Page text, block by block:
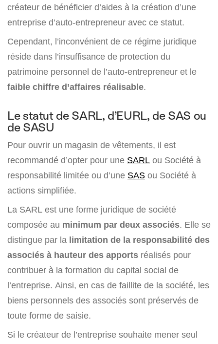
créateur de bénéficier d’aides à la création d’une
entreprise d’auto-entrepreneur avec ce statut.
Cependant, l’inconvénient de ce régime juridique
réside dans l’insuffisance de protection du
patrimoine personnel de l’auto-entrepreneur et le
faible chiffre d’affaires réalisable.
Le statut de SARL, d’EURL, de SAS ou
de SASU
Pour ouvrir un magasin de vêtements, il est
recommandé d’opter pour une SARL ou Société à
responsabilité limitée ou d’une SAS ou Société à
actions simplifiée.
La SARL est une forme juridique de société
composée au minimum par deux associés. Elle se
distingue par la limitation de la responsabilité des
associés à hauteur des apports réalisés pour
contribuer à la formation du capital social de
l’entreprise. Ainsi, en cas de faillite de la société, les
biens personnels des associés sont préservés de
toute forme de saisie.
Si le créateur de l’entreprise souhaite mener seul